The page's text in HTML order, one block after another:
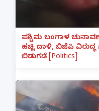
ಪಶ್ಚಿಮ ಬಂಗಾಳ
ಹಚ್ಚಿ ದಾಳಿ, ಬಿಜೆಪಿ
ಬಿಡುಗಡೆ [Politics]